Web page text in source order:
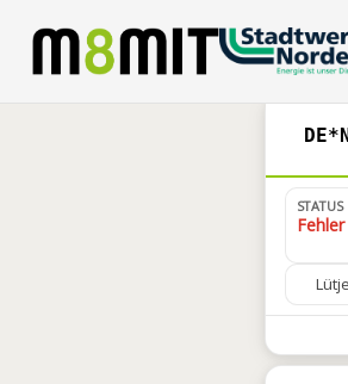
STATUS
Fehler